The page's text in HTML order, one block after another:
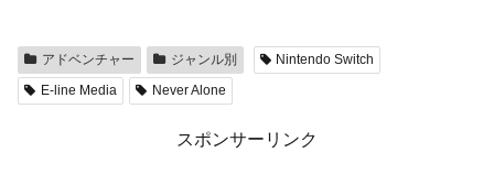
アドベンチャー ジャンル別
Nintendo Switch
E-line Media
Never Alone
スポンサーリンク